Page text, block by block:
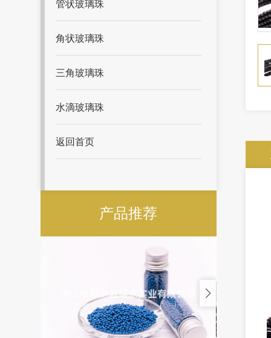
管状玻璃珠
角状玻璃珠
三角玻璃珠
水滴玻璃珠
返回首页
产品推荐